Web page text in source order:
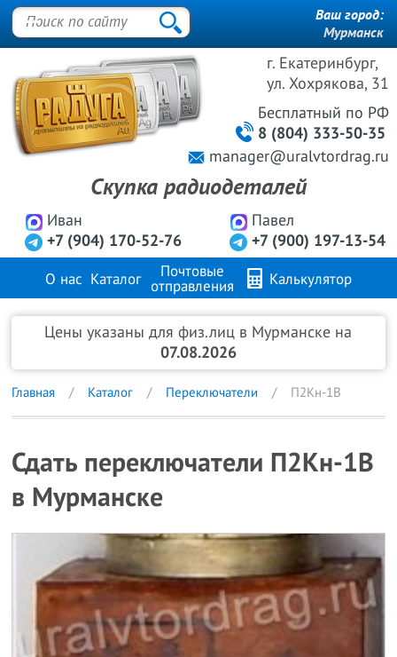
г. Екатеринбург,
ул. Хохрякова, 31
Иван
+7 (904) 170-52-76
Павел
+7 (900) 197-13-54
Бесплатный по РФ
8 (804) 333-50-35
manager@uralvtordrag.ru
Скупка радиодеталей
Ваш город:
Мурманск
О нас Каталог
Почтовые
отправления
Калькулятор
Продажа металлов Контакты
Цены указаны для физ.лиц в Мурманске на
07.08.2026
Главная Каталог Переключатели П2Кн-1В
Сдать переключатели П2Кн-1В
в Мурманске